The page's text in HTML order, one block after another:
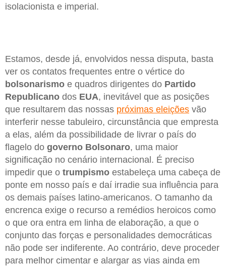
isolacionista e imperial.
Estamos, desde já, envolvidos nessa disputa, basta
ver os contatos frequentes entre o vértice do
bolsonarismo e quadros dirigentes do Partido
Republicano dos EUA, inevitável que as posições
que resultarem das nossas próximas eleições vão
interferir nesse tabuleiro, circunstância que empresta
a elas, além da possibilidade de livrar o país do
flagelo do governo Bolsonaro, uma maior
significação no cenário internacional. É preciso
impedir que o trumpismo estabeleça uma cabeça de
ponte em nosso país e daí irradie sua influência para
os demais países latino-americanos. O tamanho da
encrenca exige o recurso a remédios heroicos como
o que ora entra em linha de elaboração, a que o
conjunto das forças e personalidades democráticas
não pode ser indiferente. Ao contrário, deve proceder
para melhor cimentar e alargar as vias ainda em